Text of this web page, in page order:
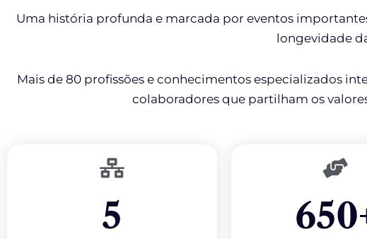
Uma história profunda e marcada por eventos
longevidade
Mais de 80 profissões e conhecimentos especializados
colaboradores que partilham os
5 650